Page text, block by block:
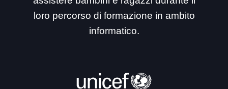
loro percorso di formazione in ambito
informatico.